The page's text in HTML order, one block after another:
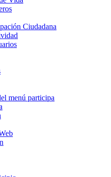
Ciudadana
menú participa